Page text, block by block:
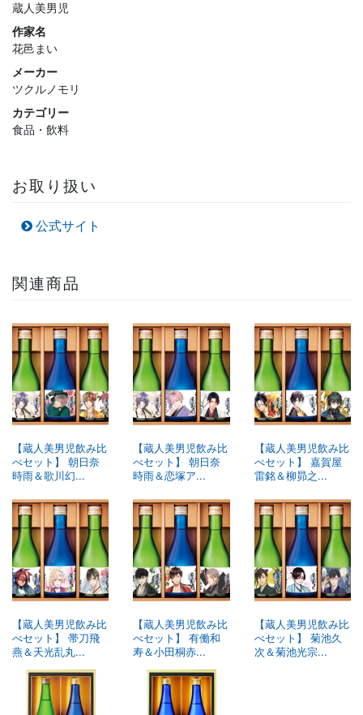
蔵人美男児
作家名
花邑まい
メーカー
ツクルノモリ
カテゴリー
食品・飲料
お取り扱い
公式サイト
関連商品
【蔵人美男児飲み比
べセット】 朝日奈
時雨＆歌川幻...
【蔵人美男児飲み比
べセット】 朝日奈
時雨＆恋塚ア...
【蔵人美男児飲み比
べセット】 嘉賀屋
雷銘＆柳昴之...
【蔵人美男児飲み比
べセット】 帯刀飛
燕＆天光乱丸...
【蔵人美男児飲み比
べセット】 有働和
寿＆小田桐赤...
【蔵人美男児飲み比
べセット】 菊池久
次＆菊池光宗...